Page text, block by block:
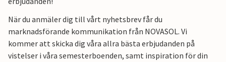
När du anmäler dig till vårt nyhetsbrev får du
marknadsförande kommunikation från NOVASOL. Vi
kommer att skicka dig våra allra bästa erbjudanden på
vistelser i våra semesterboenden, samt inspiration för din